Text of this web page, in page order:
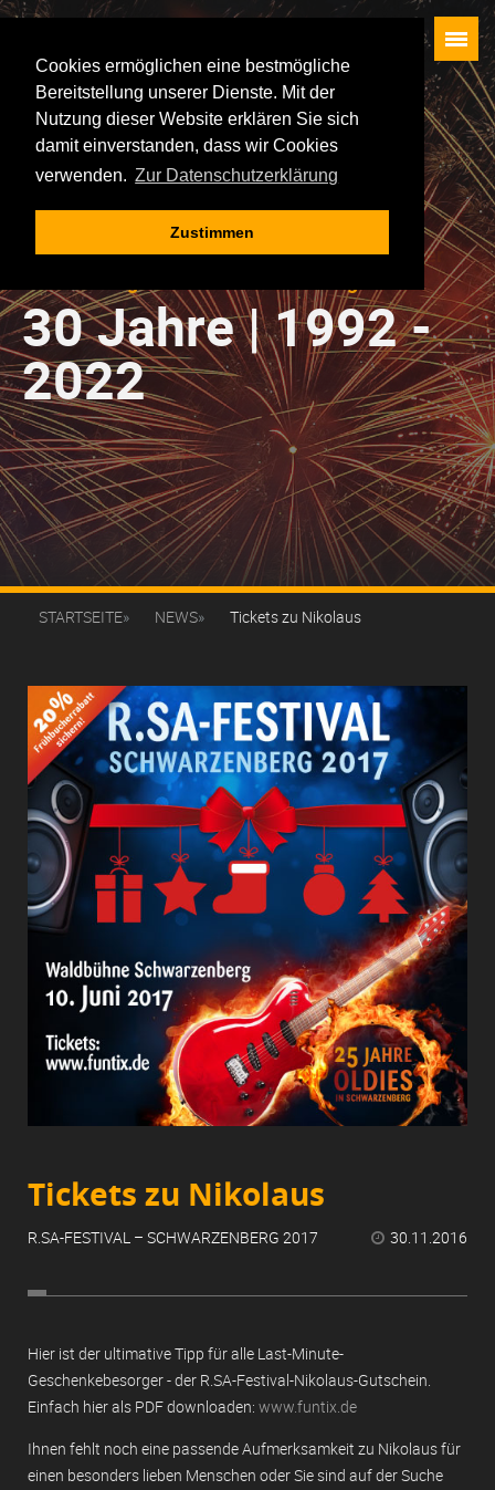
Cookies ermöglichen eine bestmögliche
Bereitstellung unserer Dienste. Mit der
Nutzung dieser Website erklären Sie sich
damit einverstanden, dass wir Cookies
verwenden. Zur Datenschutzerklärung
Zustimmen
30 Jahre | 1992 -
2022
STARTSEITE NEWS Tickets zu Nikolaus
Tickets zu Nikolaus
R.SA-FESTIVAL – SCHWARZENBERG 2017  30.11.2016
Hier ist der ultimative Tipp für alle Last-Minute-
Geschenkebesorger - der R.SA-Festival-Nikolaus-Gutschein.
Einfach hier als PDF downloaden: www.funtix.de
Ihnen fehlt noch eine passende Aufmerksamkeit zu Nikolaus für
einen besonders lieben Menschen oder Sie sind auf der Suche
Startseite
Künstler
Besucherservice
Rückblick
Die Veranstaltungen
Geschichte der Oldie-Nacht
Impressum
Datenschutz
AGB